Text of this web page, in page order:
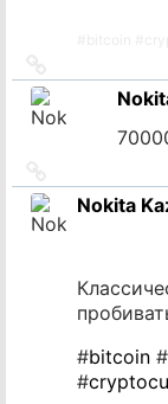
на
источник
на
источник
Nokita
#bitcoin #
#